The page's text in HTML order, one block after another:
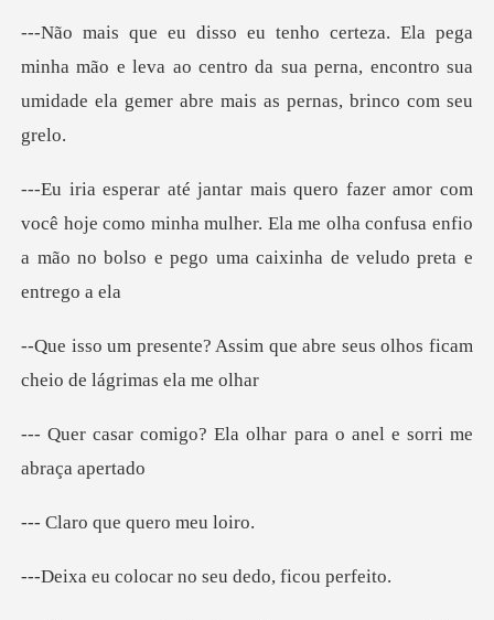
ha mão e leva ao centro da sua perna, encontro sua
umid
ê hoje como minha mulher. Ela me olha confusa enfio
a mão n
m que abre seus olhos ficam
la olhar para o anel e s
que quero
car no seu dedo,